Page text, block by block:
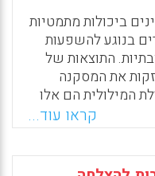
ביכולות מתמטיות
בנוגע להשפעות
התוצאות של
את המסקנה
המילולית הם אלו
המינים בחישובים
יתרון בחישובים
בין המינים
קוגנטיביות
קראו עוד...